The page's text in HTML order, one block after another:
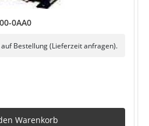
0AA0
Bestellung (Lieferzeit anfragen).
Warenkorb